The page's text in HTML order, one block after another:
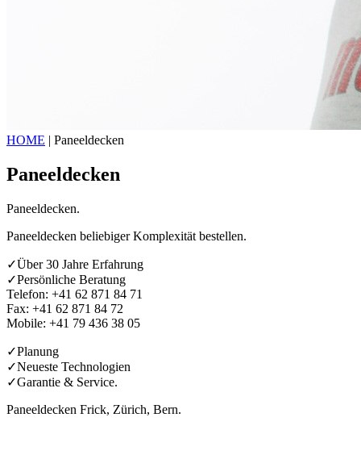
HOME | Paneeldecken
Paneeldecken
Paneeldecken.
Paneeldecken beliebiger Komplexität bestellen.
✓Über 30 Jahre Erfahrung
✓Persönliche Beratung
Telefon: +41 62 871 84 71
Fax: +41 62 871 84 72
Mobile: +41 79 436 38 05
✓Planung
✓Neueste Technologien
✓Garantie & Service.
Paneeldecken Frick, Zürich, Bern.